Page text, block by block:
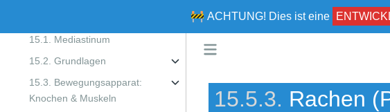
🚧 ACHTUNG! Dies ist eine
15.1. Mediastinum
15.2. Grundlagen
15.3. Bewegungsapparat:
Knochen & Muskeln
15.5.3. Rachen